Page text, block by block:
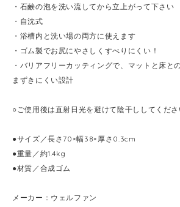
・石鹸の泡を洗い流してから立上がって下さい
・自沈式
・浴槽内と洗い場の両方に使えます
・ゴム製でお尻にやさしくすべりにくい！
・バリアフリーカッティングで、マットと床と
まずきにくい設計
○ご使用後は直射日光を避けて陰干ししてくださ
●サイズ／長さ70×幅38×厚さ0.3cm
●重量／約1.4kg
●材質／合成ゴム
メーカー：ウェルファン